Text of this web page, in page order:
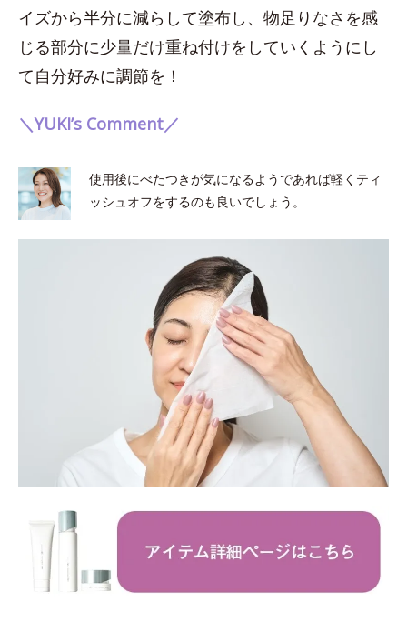
イズから半分に減らして塗布し、物足りなさを感
じる部分に少量だけ重ね付けをしていくようにし
て自分好みに調節を！
＼YUKI’s Comment／
使用後にべたつきが気になるようであれば軽くティ
ッシュオフをするのも良いでしょう。